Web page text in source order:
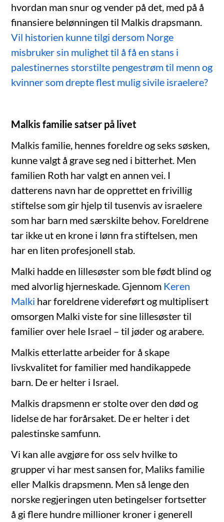
hvordan man snur og vender på det, med på å
finansiere belønningen til Malkis drapsmann.
Vil historien kunne tilgi dersom Norge
misbruker sin mulighet til å få en stans i
palestinernes storstilte pengestrøm til menn og
kvinner som drepte flest mulig sivile israelere?
Malkis familie satser på livet
Malkis familie, hennes foreldre og seks søsken,
kunne valgt å grave seg ned i bitterhet. Men
familien Roth har valgt en annen vei. I
datterens navn har de opprettet en frivillig
stiftelse som gir hjelp til tusenvis av israelere
som har barn med særskilte behov. Foreldrene
tar ikke ut en krone i lønn fra stiftelsen, men
har en liten profesjonell stab.
Malki hadde en lillesøster som ble født blind og
med alvorlig hjerneskade. Gjennom Keren
Malki har foreldrene videreført og multiplisert
omsorgen Malki viste for sine lillesøster til
familier over hele Israel – til jøder og arabere.
Malkis etterlatte arbeider for å skape
livskvalitet for familier med handikappede
barn. De er helter i Israel.
Malkis drapsmenn er stolte over den død og
lidelse de har forårsaket. De er helter i det
palestinske samfunn.
Vi kan alle avgjøre for oss selv hvilke to
grupper vi har mest sansen for, Maliks familie
eller Malkis drapsmenn. Men så lenge den
norske regjeringen uten betingelser fortsetter
å gi flere hundre millioner kroner i generell